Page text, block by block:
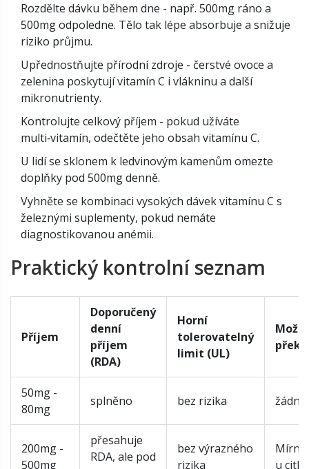
Rozdělte dávku během dne - např. 500mg ráno a
500mg odpoledne. Tělo tak lépe absorbuje a snižuje
riziko průjmu.
Upřednostňujte přírodní zdroje - čerstvé ovoce a
zelenina poskytují vitamín C i vlákninu a další
mikronutrienty.
Kontrolujte celkový příjem - pokud užíváte
multi‑vitamín, odečtěte jeho obsah vitamínu C.
U lidí se sklonem k ledvinovým kamenům omezte
doplňky pod 500mg denně.
Vyhněte se kombinaci vysokých dávek vitamínu C s
železnými suplementy, pokud nemáte
diagnostikovanou anémii.
Praktický kontrolní seznam
Příjem
Doporučený
denní
příjem
(RDA)
Horní
tolerovatelný
limit (UL)
50mg -
80mg
splněno bez rizika žádná
200mg -
500mg
přesahuje
RDA, ale pod
bez výrazného
rizika
Mírné
u